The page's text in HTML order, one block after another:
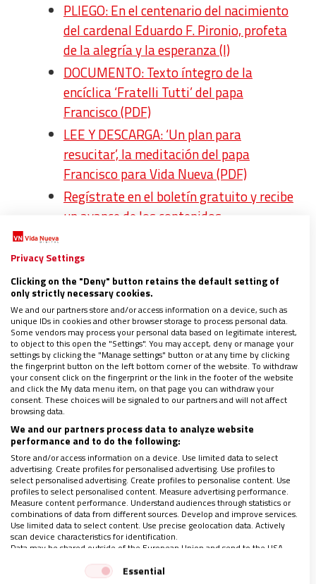
PLIEGO: En el centenario del nacimiento
del cardenal Eduardo F. Pironio, profeta
de la alegría y la esperanza (I)
DOCUMENTO: Texto íntegro de la
encíclica ‘Fratelli Tutti’ del papa
Francisco (PDF)
LEE Y DESCARGA: ‘Un plan para
resucitar’, la meditación del papa
Francisco para Vida Nueva (PDF)
Regístrate en el boletín gratuito y recibe
un avance de los contenidos
Ahí estásu papel indiscutible para que el CELAM
se constituyera como una voz indispensable
más allá del posconcilio o su aportación a la
teología latinoamericanade la que bebe el papa
Francisco. Eso, sin contar con su sintonía con
Pablo VI y la genialidad que supuso convocar las
Jornadas Mundiales de la Juventud,
abanderadas por Juan Pablo II y sin las que ya
no se concibe la pastoral juvenil.
Referente actual
Al repasar la vida y testimonio de Pironio, más
allá del reconocimiento de su entrega, no
estaría de más tomarle como referente en estos
Privacy Settings
Clicking on the "Deny" button retains the default setting of
only strictly necessary cookies.
We and our partners store and/or access information on a device, such as
unique IDs in cookies and other browser storage to process personal data.
Some vendors may process your personal data based on legitimate interest,
to object to this open the "Settings". You may accept, deny or manage your
settings by clicking the "Manage settings" button or at any time by clicking
the fingerprint button on the left bottom corner of the website. To withdraw
your consent click on the fingerprint or the link in the footer of the website
and click the My data menu item, on that page you can withdraw your
consent. These choices will be signaled to our partners and will not affect
browsing data.
We and our partners process data to analyze website
performance and to do the following:
Store and/or access information on a device. Use limited data to select
advertising. Create profiles for personalised advertising. Use profiles to
select personalised advertising. Create profiles to personalise content. Use
profiles to select personalised content. Measure advertising performance.
Measure content performance. Understand audiences through statistics or
combinations of data from different sources. Develop and improve services.
Use limited data to select content. Use precise geolocation data. Actively
scan device characteristics for identification.
Data may be shared outside of the European Union and send to the USA.
Your consent and the cookie policy applies solely to this website/app.
Essential